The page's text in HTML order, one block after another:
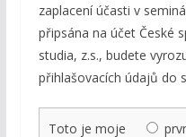
zaplacení účasti v
připsána na účet České
studia, z.s., budete
přihlašovacích údajů do
Toto je moje